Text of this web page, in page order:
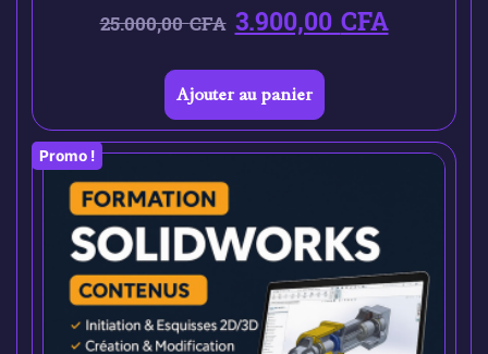
25.000,00CFA 3.900,00CFA
Ajouter au panier
Promo !